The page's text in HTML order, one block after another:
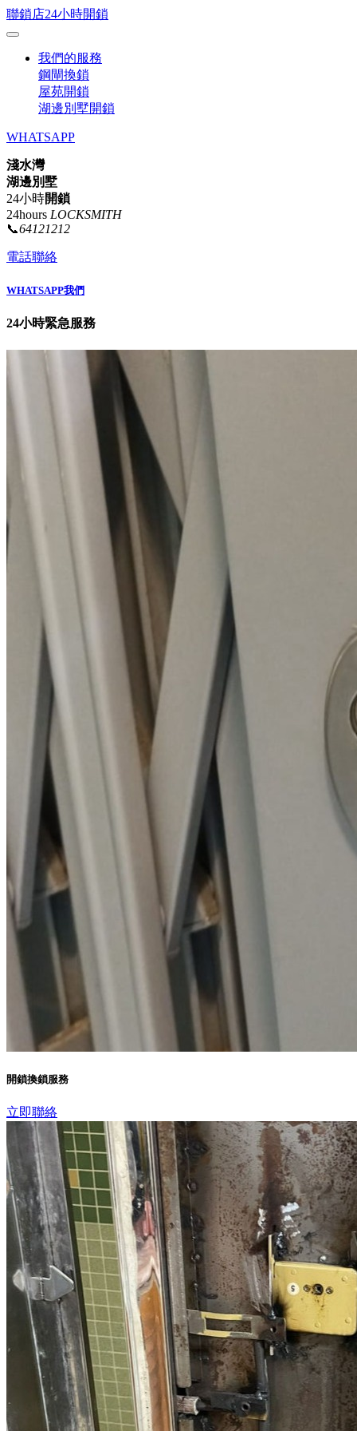
聯鎖店24小時開鎖
我們的服務
鋼閘換鎖
屋苑開鎖
湖邊別墅開鎖
WHATSAPP
淺水灣
湖邊別墅
24小時開鎖
24hours LOCKSMITH
📞64121212
電話聯絡
WHATSAPP我們
24小時緊急服務
開鎖換鎖服務
立即聯絡